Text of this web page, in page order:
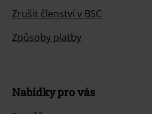
Zrušit členství v BSC
Způsoby platby
Nabídky pro vás
Soutěž